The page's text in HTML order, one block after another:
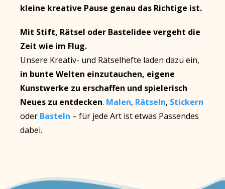
kleine kreative Pause genau das Richtige ist.
Mit Stift, Rätsel oder Bastelidee vergeht die
Zeit wie im Flug.
Unsere Kreativ- und Rätselhefte laden dazu ein,
in bunte Welten einzutauchen, eigene
Kunstwerke zu erschaffen und spielerisch
Neues zu entdecken. Malen, Rätseln, Stickern
oder Basteln – für jede Art ist etwas Passendes
dabei.